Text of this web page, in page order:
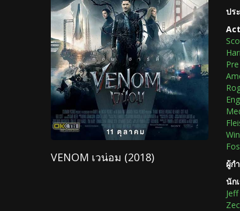
VENOM เวน่อม (2018)
ปร
Pre
Eng
ผู้ก
นัก